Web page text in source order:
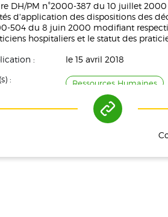
DH/PM n°2000-387 du 10 juillet
d'application des dispositions des
504 du 8 juin 2000 modifiant
hospitaliers et le statut des
:
le 15 avril 2018
:
Ressources Humaines